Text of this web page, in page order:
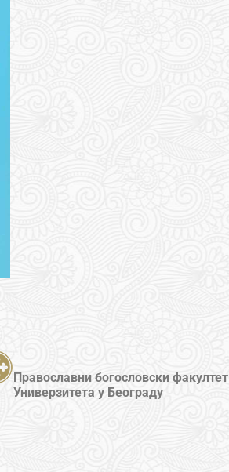
Православни богословски факултет
Универзитета у Београду